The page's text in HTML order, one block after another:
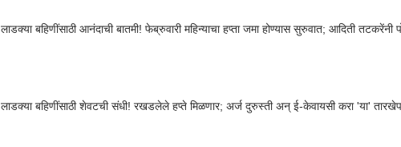
लाडक्या बहिणींसाठी आनंदाची बातमी! फेब्रुवारी महिन्याचा हप्ता जमा होण्यास सुरुवात; आदिती तटकरेंनी
लाडक्या बहिणींसाठी शेवटची संधी! रखडलेले हप्ते मिळणार; अर्ज दुरुस्ती अन् ई-केवायसी करा 'या'